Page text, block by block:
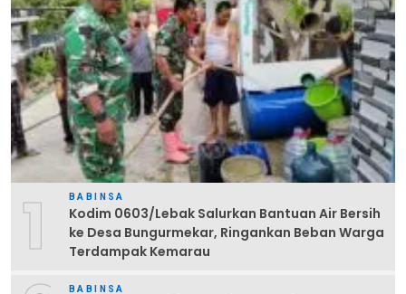
1 BABINSA
Kodim 0603/Lebak Salurkan Bantuan Air Bersih
ke Desa Bungurmekar, Ringankan Beban Warga
Terdampak Kemarau
BABINSA